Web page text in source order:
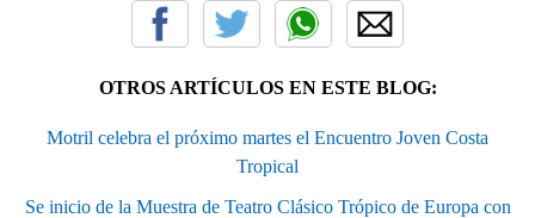
OTROS ARTÍCULOS EN ESTE BLOG:
Motril celebra el próximo martes el Encuentro Joven Costa
Tropical
Se inicio de la Muestra de Teatro Clásico Trópico de Europa con